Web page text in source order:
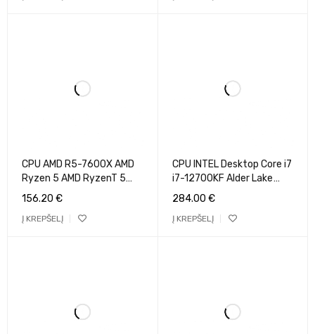
CPU AMD R5-7600X AMD
Ryzen 5 AMD RyzenT 5
7600X 4.7 GHz 6xCores
Socket AM5 TDP 105 W
156.20 €
Į KREPŠELĮ
CPU INTEL Desktop Core i7
i7-12700KF Alder Lake
3600 MHz Cores 12 25MB
Watts BOX
284.00 €
Į KREPŠELĮ